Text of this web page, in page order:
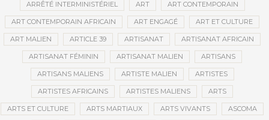
ARRÊTÉ INTERMINISTÉRIEL ART ART CONTEMPORAIN
ART CONTEMPORAIN AFRICAIN ART ENGAGÉ ART ET CULTURE
ART MALIEN ARTICLE 39 ARTISANAT ARTISANAT AFRICAIN
ARTISANAT FÉMININ ARTISANAT MALIEN ARTISANS
ARTISANS MALIENS ARTISTE MALIEN ARTISTES
ARTISTES AFRICAINS ARTISTES MALIENS ARTS
ARTS ET CULTURE ARTS MARTIAUX ARTS VIVANTS ASCOMA